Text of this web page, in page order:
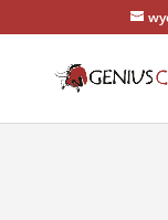
Warning: Constant
/home/zenstrona/
config.phpon line 94